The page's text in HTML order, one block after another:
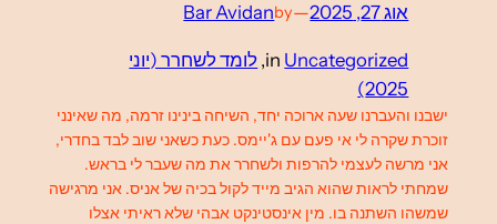
אוג 27, 2025 —
by
Bar Avidan
in Uncategorized
, לומד לשחרר (יוני
2025)
ישבנו והעברנו שעה ארוכה יחד, השיחה בינינו זרמה, מה שאינני
זוכרת שקרה לי אי פעם עם ג'יימס. כעת כשאני שוב לבד בחדרי,
אני מרשה לעצמי להרפות ולשחרר את מה שעבר לי בראש.
שמחתי לראות שהוא הגיב מייד לקול בכיה של אניס. אני מרגישה
שמשהו השתנה בו. מין אינסטינקט אבהי שלא ראיתי אצלו